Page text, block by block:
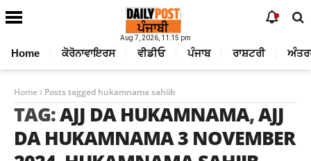
Aug 7, 2026, 11:15 pm
Home ਕੋਰੋਨਾਵਾਇਰਸ ਵੀਡੀਓ ਪੰਜਾਬ ਰਾਸ਼ਟਰੀ
Home Posts tagged hukamnama sahiib
TAG:AJJ DA HUKAMNAMA,AJJ
DA HUKAMNAMA 3 NOVEMBER